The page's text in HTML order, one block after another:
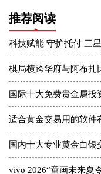
推荐阅读
国际十大免费贵金属投
国内十大专业黄金白银